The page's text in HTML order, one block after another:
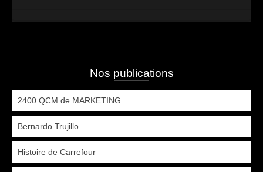
Nos publications
2400 QCM de MARKETING
Bernardo Trujillo
Histoire de Carrefour